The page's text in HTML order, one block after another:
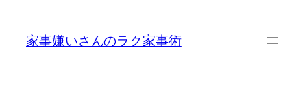
家事嫌いさんのラク家事術